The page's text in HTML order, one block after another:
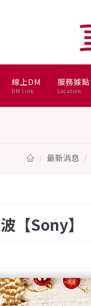
線上DM
DM Link
服務據點
Location
最新消息
【Sony】